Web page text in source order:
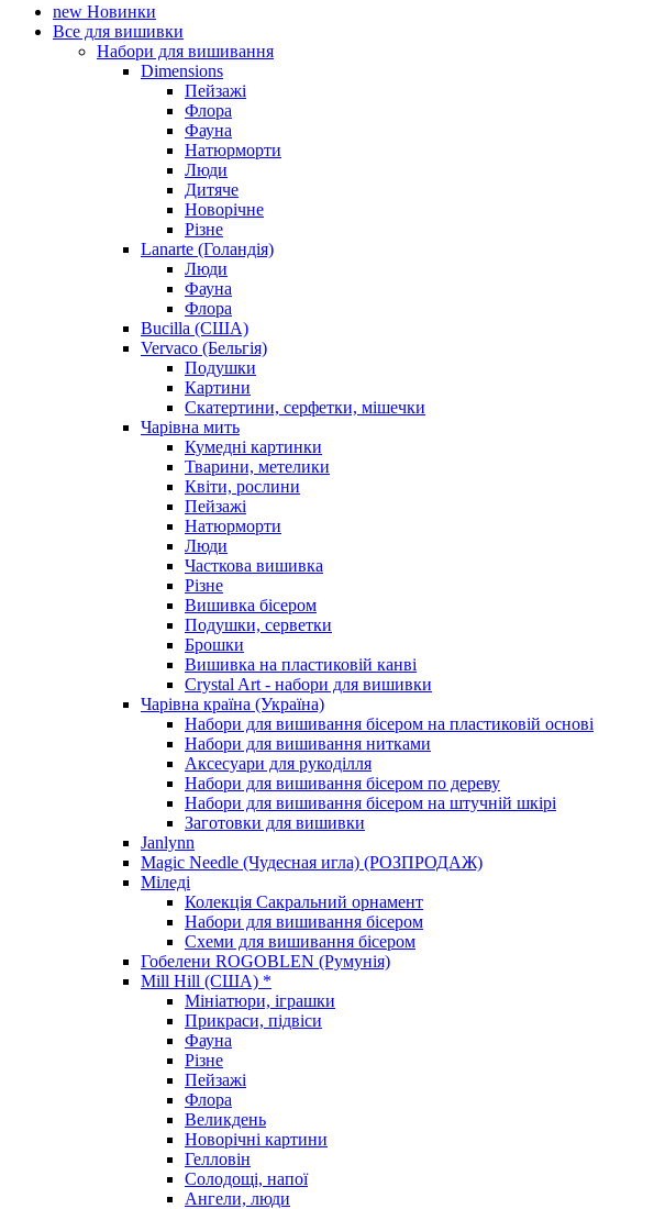
new Новинки
Все для вишивки
Набори для вишивання
Dimensions
Пейзажі
Флора
Фауна
Натюрморти
Люди
Дитяче
Новорічне
Різне
Lanarte (Голандія)
Люди
Фауна
Флора
Bucilla (США)
Vervaco (Бельгія)
Подушки
Картини
Скатертини, серфетки, мішечки
Чарiвна мить
Кумедні картинки
Тварини, метелики
Квіти, рослини
Пейзажі
Натюрморти
Люди
Часткова вишивка
Різне
Вишивка бісером
Подушки, серветки
Брошки
Вишивка на пластиковій канві
Crystal Art - набори для вишивки
Чарівна країна (Україна)
Набори для вишивання бісером на пластиковій основі
Набори для вишивання нитками
Аксесуари для рукоділля
Набори для вишивання бісером по дереву
Набори для вишивання бісером на штучній шкірі
Заготовки для вишивки
Janlynn
Magic Needle (Чудесная игла) (РОЗПРОДАЖ)
Міледі
Колекція Сакральний орнамент
Набори для вишивання бісером
Схеми для вишивання бісером
Гобелени ROGOBLEN (Румунія)
Mill Hill (США) *
Мініатюри, іграшки
Прикраси, підвіси
Фауна
Різне
Пейзажі
Флора
Великдень
Новорічні картини
Гелловін
Солодощі, напої
Ангели, люди